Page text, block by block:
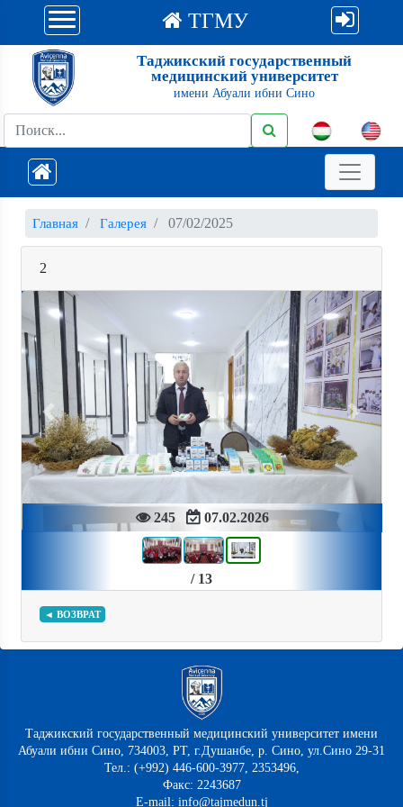
ТГМУ
Таджикский государственный
медицинский университет
имени Абуали ибни Сино
Главная Галерея 07/02/2025
2
245 07.02.2026
Previous Next
/ 13
◄ ВОЗВРАТ
Таджикский государственный медицинский университет имени
Абуали ибни Сино, 734003, РТ, г.Душанбе, р. Сино, ул.Сино 29-31
Тел.: (+992) 446-600-3977, 2353496,
Факс: 2243687
E-mail: info@tajmedun.tj